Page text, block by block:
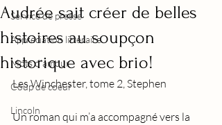
Service de presse
Appréciation littéraire
Mots d'amour
Coup de coeur
Lincoln
Audrée sait créer de belles
histoires au soupçon
historique avec brio!
Les Winchester, tome 2, Stephen
Un roman qui m’a accompagné vers la